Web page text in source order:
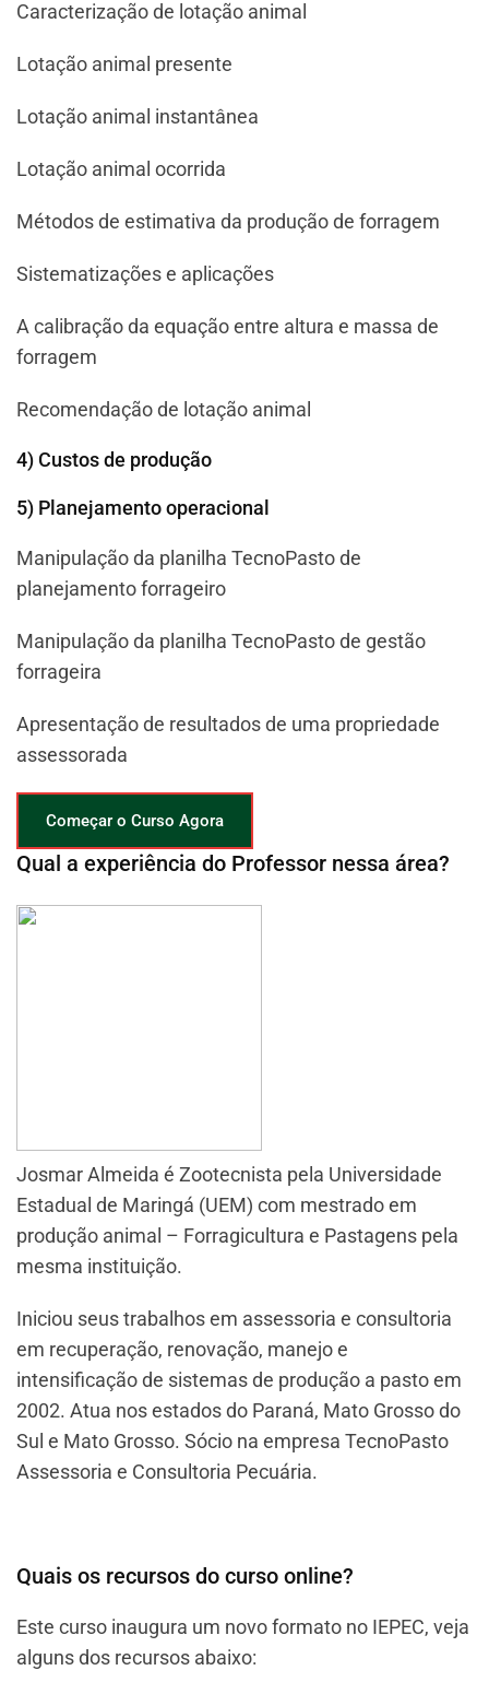
Caracterização de lotação animal
Lotação animal presente
Lotação animal instantânea
Lotação animal ocorrida
Métodos de estimativa da produção de forragem
Sistematizações e aplicações
A calibração da equação entre altura e massa de
forragem
Recomendação de lotação animal
4) Custos de produção
5) Planejamento operacional
Manipulação da planilha TecnoPasto de
planejamento forrageiro
Manipulação da planilha TecnoPasto de gestão
forrageira
Apresentação de resultados de uma propriedade
assessorada
Começar o Curso Agora
Qual a experiência do Professor nessa área?
Josmar Almeida é Zootecnista pela Universidade
Estadual de Maringá (UEM) com mestrado em
produção animal – Forragicultura e Pastagens pela
mesma instituição.
Iniciou seus trabalhos em assessoria e consultoria
em recuperação, renovação, manejo e
intensificação de sistemas de produção a pasto em
2002. Atua nos estados do Paraná, Mato Grosso do
Sul e Mato Grosso. Sócio na empresa TecnoPasto
Assessoria e Consultoria Pecuária.
Quais os recursos do curso online?
Este curso inaugura um novo formato no IEPEC, veja
alguns dos recursos abaixo: